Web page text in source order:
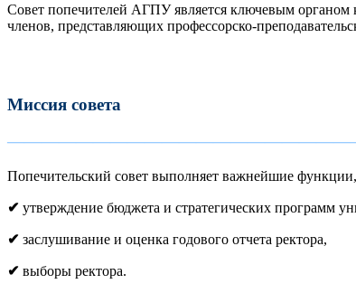
Совет попечителей АГПУ является ключевым органом
членов, представляющих профессорско-
Миссия совета
Попечительский совет выполняет важнейшие
✔ утверждение бюджета и стратегических программ
✔ заслушивание и оценка годового отчета ректора,
✔ выборы ректора.